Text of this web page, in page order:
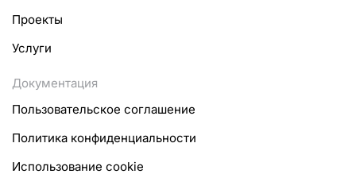
Проекты
Услуги
Документация
Пользовательское соглашение
Политика конфиденциальности
Использование cookie